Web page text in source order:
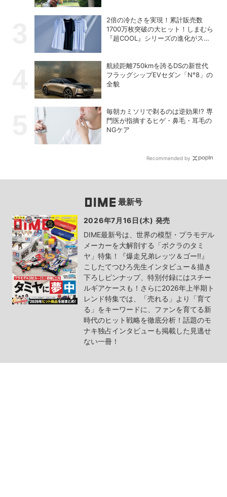
2倍の冷たさを実現！累計販売数
1700万枚突破の大ヒット！しまむら
『超COOL』シリーズの進化がスゴ
航続距離750kmを誇るDSの新世代
フラッグシップEVセダン「N°8」の
全貌
毎朝カミソリで剃るのは逆効果!? 専
門医が指摘するヒゲ・鼻毛・耳毛の
NGケア
Recommended by
最新号
2026年7月16日(木) 発売
DIME最新号は、世界の模型・プラモデル
メーカーを大解剖する「ボクラのタミ
ヤ」特集！『爆走兄弟レッツ＆ゴー!!』
こしたてつひろ先生インタビュー＆描き
下ろしピンナップ、特別付録にはスチー
ルギアケースも！さらに2026年上半期ト
レンド特集では、「売れる」より「育て
る」をキーワードに、ファンを育てる新
時代のヒット戦略を徹底分析！話題のモ
ナキ独占インタビューも掲載した見逃せ
ない一冊！